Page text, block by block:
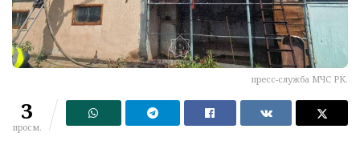
пресс-служба МЧС РК.
3
просм.